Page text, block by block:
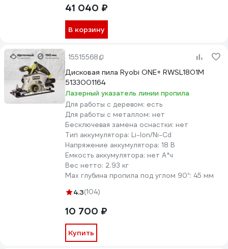
41 040 ₽
В корзину
15515568
Дисковая пила Ryobi ONE+ RWSL1801M
5133001164
Лазерный указатель линии пропила
Для работы с деревом: есть
Для работы с металлом: нет
Бесключевая замена оснастки: нет
Тип аккумулятора: Li-lon/Ni-Cd
Напряжение аккумулятора: 18 В
Емкость аккумулятора: нет А*ч
Вес нетто: 2.93 кг
Max глубина пропила под углом 90°: 45 мм
4.3(104)
10 700 ₽
Купить